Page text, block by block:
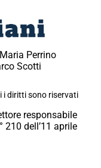
Perrino
Scotti
i diritti sono riservati
responsabile
210 dell’11 aprile